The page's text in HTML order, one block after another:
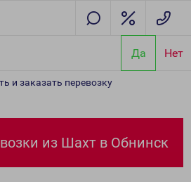
Да Нет
и заказать перевозку
из Шахт в Обнинск